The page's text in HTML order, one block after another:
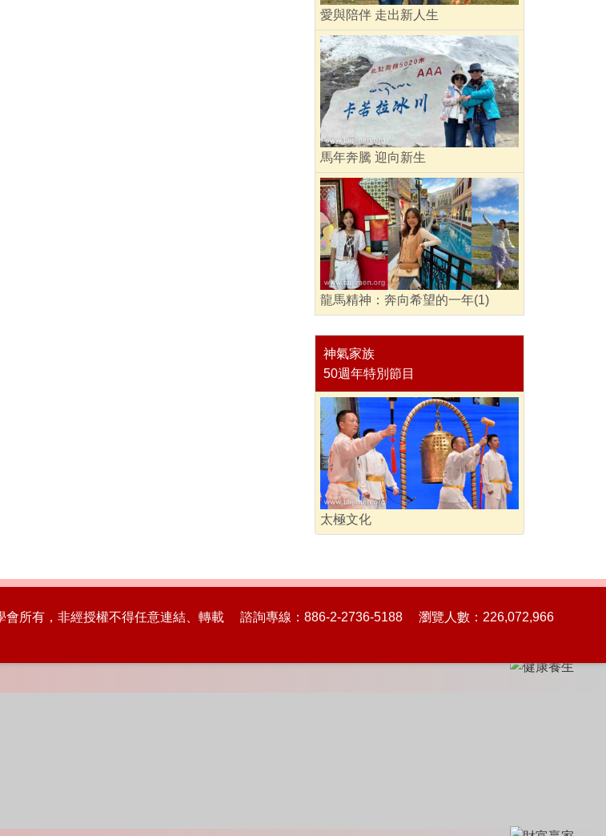
愛與陪伴 走出新人生
馬年奔騰 迎向新生
龍馬精神：奔向希望的一年(1)
神氣家族
50週年特別節目
太極文化
會所有，非經授權不得任意連結、轉載 諮詢專線：886-2-2736-5188 瀏覽人數：226,072,966